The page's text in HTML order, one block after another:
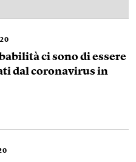
ci sono di essere
dal coronavirus in